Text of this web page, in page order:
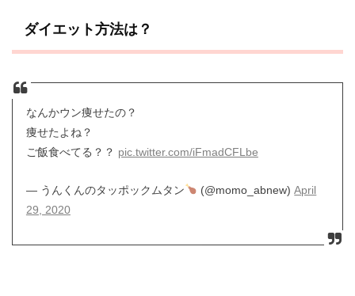
ダイエット方法は？
なんかウン痩せたの？
痩せたよね？
ご飯食べてる？？ pic.twitter.com/iFmadCFLbe
— うんくんのタッポックムタン (@momo_abnew)April
29, 2020